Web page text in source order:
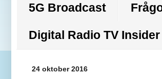
5G Broadcast
Digital Radio TV Insider
24 oktober 2016